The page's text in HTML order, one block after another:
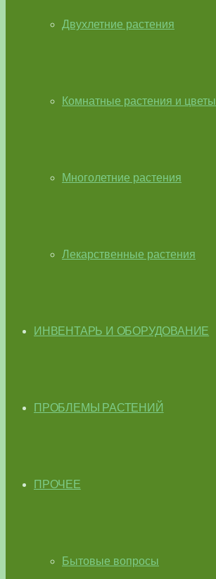
Двухлетние растения
Комнатные растения и цветы
Многолетние растения
Лекарственные растения
ИНВЕНТАРЬ И ОБОРУДОВАНИЕ
ПРОБЛЕМЫ РАСТЕНИЙ
ПРОЧЕЕ
Бытовые вопросы